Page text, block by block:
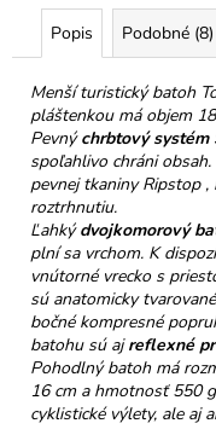
Popis Podobné (8)
Menší turistický batoh
pláštenkou má objem
Pevnýchrbtový systém
spoľahlivo chráni
pevnej tkaniny Ripstop
roztrhnutiu.
Ľahkýdvojkomorový
plní sa vrchom. K
vnútorné vrecko s
sú anatomicky
bočné kompresné
batohu sú ajreflexné
Pohodlný batoh má
16 cm a hmotnosť 550
cyklistické výlety, ale aj
o
r
ú
č
a
m
e
TATRANSKÁ
CHATOVÁ
ZMES
BYLINNÝ
ČAJ
40G